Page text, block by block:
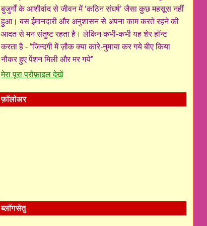
बुजुर्गों के आशीर्वाद से जीवन में ‘कठिन संघर्ष’ जैसा कुछ महसूस नहीं
हुआ। बस ईमानदारी और अनुशासन से अपना काम करते रहने की
आदत से मन संतुष्ट रहता है। लेकिन कभी-कभी यह शेर हॉन्ट
करता है - “जिन्दगी में ज़ौक क्या कारे-नुमाया कर गये बीए किया
नौकर हुए पेंशन मिली और मर गये”
मेरा पूरा प्रोफ़ाइल देखें
फ़ॉलोअर
ब्लॉगसेतु